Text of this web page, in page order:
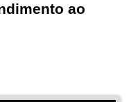
ao